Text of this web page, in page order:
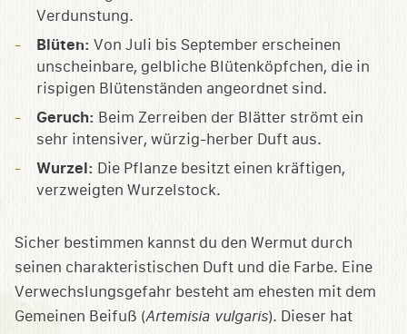
Verdunstung.
Blüten: Von Juli bis September erscheinen
unscheinbare, gelbliche Blütenköpfchen, die in
rispigen Blütenständen angeordnet sind.
Geruch: Beim Zerreiben der Blätter strömt ein
sehr intensiver, würzig-herber Duft aus.
Wurzel: Die Pflanze besitzt einen kräftigen,
verzweigten Wurzelstock.
Sicher bestimmen kannst du den Wermut durch
seinen charakteristischen Duft und die Farbe. Eine
Verwechslungsgefahr besteht am ehesten mit dem
Gemeinen Beifuß (Artemisia vulgaris). Dieser hat